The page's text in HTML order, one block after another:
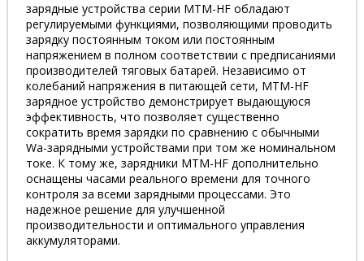
зарядные устройства серии MTM-HF обладают
регулируемыми функциями, позволяющими проводить
зарядку постоянным током или постоянным
напряжением в полном соответствии с предписаниями
производителей тяговых батарей. Независимо от
колебаний напряжения в питающей сети, MTM-HF
зарядное устройство демонстрирует выдающуюся
эффективность, что позволяет существенно
сократить время зарядки по сравнению с обычными
Wa-зарядными устройствами при том же номинальном
токе. К тому же, зарядники MTM-HF дополнительно
оснащены часами реального времени для точного
контроля за всеми зарядными процессами. Это
надежное решение для улучшенной
производительности и оптимального управления
аккумуляторами.